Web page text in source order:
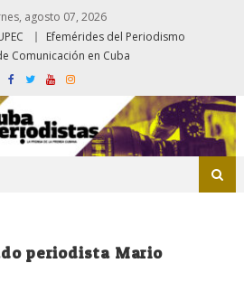
agosto 07, 2026
Efemérides del Periodismo
Comunicación en Cuba
periodista Mario